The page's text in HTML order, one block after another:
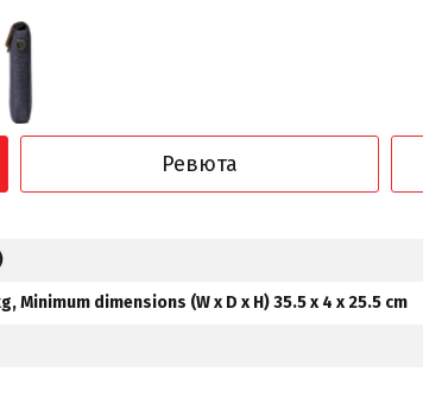
Ревюта
Minimum dimensions (W x D x H) 35.5 x 4 x 25.5 cm